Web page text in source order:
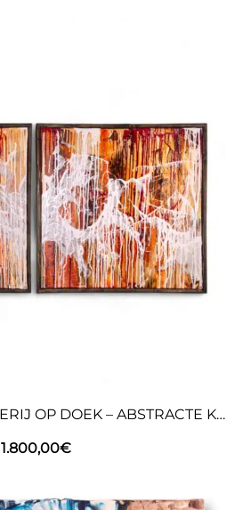
OVERGANG – SCHILDERIJ OP DOEK – ABSTRACTE KUNST
1.800,00€